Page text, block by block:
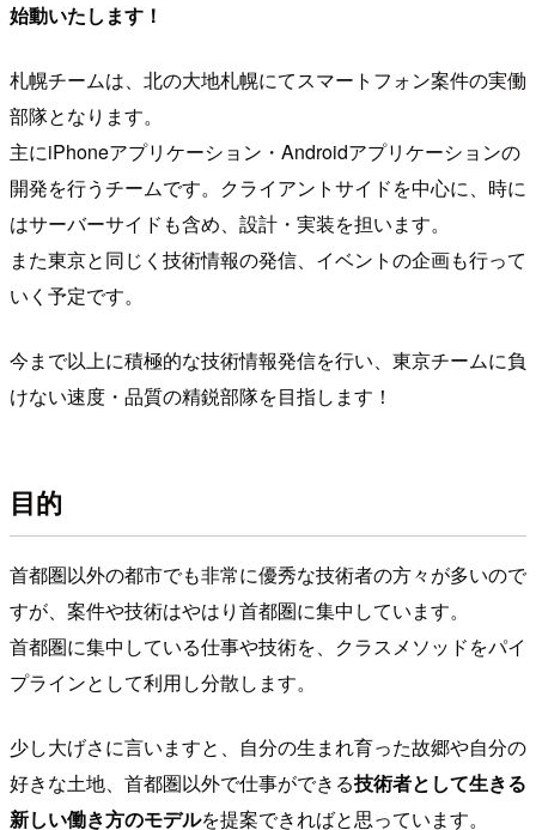
始動いたします！
札幌チームは、北の大地札幌にてスマートフォン案件の実働
部隊となります。
主にiPhoneアプリケーション・Androidアプリケーションの
開発を行うチームです。クライアントサイドを中心に、時に
はサーバーサイドも含め、設計・実装を担います。
また東京と同じく技術情報の発信、イベントの企画も行って
いく予定です。
今まで以上に積極的な技術情報発信を行い、東京チームに負
けない速度・品質の精鋭部隊を目指します！
目的
首都圏以外の都市でも非常に優秀な技術者の方々が多いので
すが、案件や技術はやはり首都圏に集中しています。
首都圏に集中している仕事や技術を、クラスメソッドをパイ
プラインとして利用し分散します。
少し大げさに言いますと、自分の生まれ育った故郷や自分の
好きな土地、首都圏以外で仕事ができる技術者として生きる
新しい働き方のモデルを提案できればと思っています。